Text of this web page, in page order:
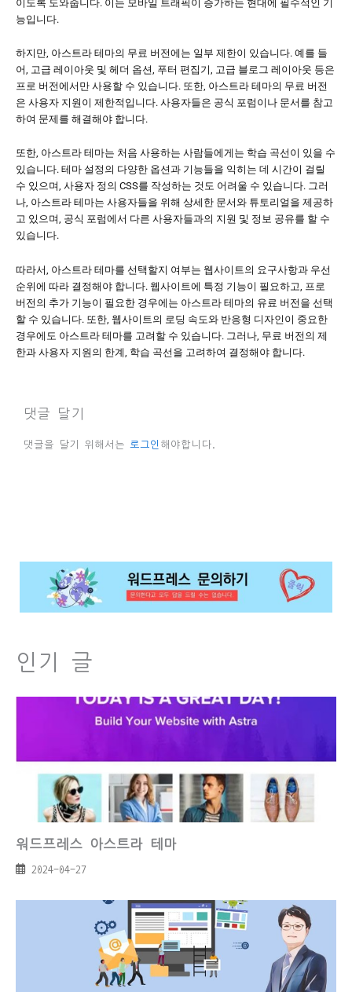
이도록 도와줍니다. 이는 모바일 트래픽이 증가하는 현대에 필수적인 기
능입니다.
하지만, 아스트라 테마의 무료 버전에는 일부 제한이 있습니다. 예를 들
어, 고급 레이아웃 및 헤더 옵션, 푸터 편집기, 고급 블로그 레이아웃 등은
프로 버전에서만 사용할 수 있습니다. 또한, 아스트라 테마의 무료 버전
은 사용자 지원이 제한적입니다. 사용자들은 공식 포럼이나 문서를 참고
하여 문제를 해결해야 합니다.
또한, 아스트라 테마는 처음 사용하는 사람들에게는 학습 곡선이 있을 수
있습니다. 테마 설정의 다양한 옵션과 기능들을 익히는 데 시간이 걸릴
수 있으며, 사용자 정의 CSS를 작성하는 것도 어려울 수 있습니다. 그러
나, 아스트라 테마는 사용자들을 위해 상세한 문서와 튜토리얼을 제공하
고 있으며, 공식 포럼에서 다른 사용자들과의 지원 및 정보 공유를 할 수
있습니다.
따라서, 아스트라 테마를 선택할지 여부는 웹사이트의 요구사항과 우선
순위에 따라 결정해야 합니다. 웹사이트에 특정 기능이 필요하고, 프로
버전의 추가 기능이 필요한 경우에는 아스트라 테마의 유료 버전을 선택
할 수 있습니다. 또한, 웹사이트의 로딩 속도와 반응형 디자인이 중요한
경우에도 아스트라 테마를 고려할 수 있습니다. 그러나, 무료 버전의 제
한과 사용자 지원의 한계, 학습 곡선을 고려하여 결정해야 합니다.
댓글 달기
댓글을 달기 위해서는 로그인 해야합니다.
인기 글
워드프레스 아스트라 테마
2024-04-27